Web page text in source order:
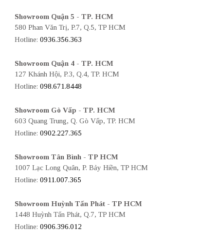
Showroom Quận 5 - TP. HCM
580 Phan Văn Trị, P.7, Q.5, TP HCM
Hotline: 0936.356.363
Showroom Quận 4 - TP. HCM
127 Khánh Hội, P.3, Q.4, TP. HCM
Hotline: 098.671.8448
Showroom Gò Vấp - TP. HCM
603 Quang Trung, Q. Gò Vấp, TP. HCM
Hotline: 0902.227.365
Showroom Tân Bình - TP HCM
1007 Lạc Long Quân, P. Bảy Hiền, TP HCM
Hotline: 0911.007.365
Showroom Huỳnh Tấn Phát - TP HCM
1448 Huỳnh Tấn Phát, Q.7, TP HCM
Hotline: 0906.396.012